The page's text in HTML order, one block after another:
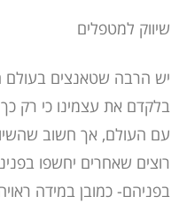
שיווק למטפלים
יש הרבה שטאנצים בעולם
בלקדם את עצמינו כי רק
עם העולם, אך חשוב
רוצים שאחרים יחשפו
בפניהם- כמובן במידה